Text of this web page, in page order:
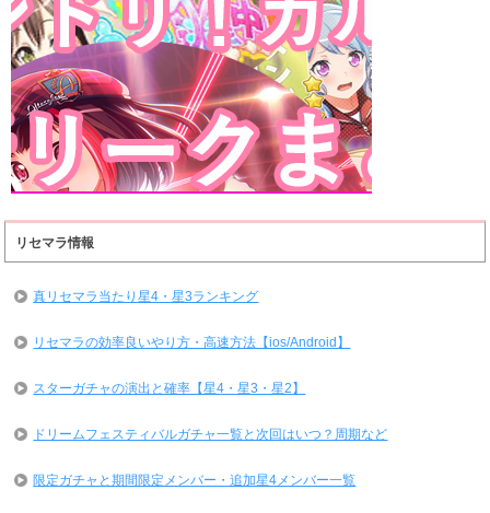
リセマラ情報
真リセマラ当たり星4・星3ランキング
リセマラの効率良いやり方・高速方法【ios/Android】
スターガチャの演出と確率【星4・星3・星2】
ドリームフェスティバルガチャ一覧と次回はいつ？周期など
限定ガチャと期間限定メンバー・追加星4メンバー一覧